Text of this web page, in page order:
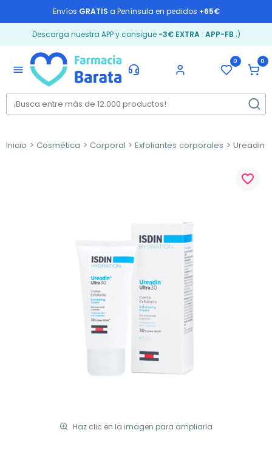
Envíos GRATIS a Península en pedidos +65€
Descarga nuestra APP y consigue -3€ EXTRA: APP-FB ;)
menu
0 0
Inicio Cosmética Corporal Exfoliantes corporales Ureadin
Haz clic en la imagen para ampliarla
favorite_border